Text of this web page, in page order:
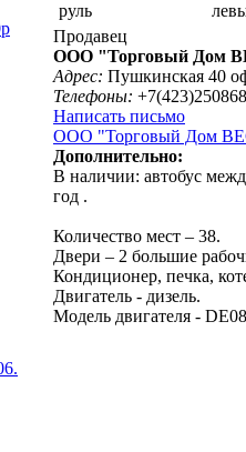
руль
Продавец
ООО "Торговый Дом
Адрес: Пушкинская 40
Телефоны:
Написать письмо
ООО "Торговый Дом
Дополнительно:
В наличии: автобус
год .
Количество мест – 38.
Двери – 2 большие
Кондиционер, печка,
Двигатель - дизель.
Модель двигателя -